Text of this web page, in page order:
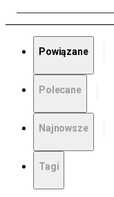
Powiązane
Polecane
Najnowsze
Tagi